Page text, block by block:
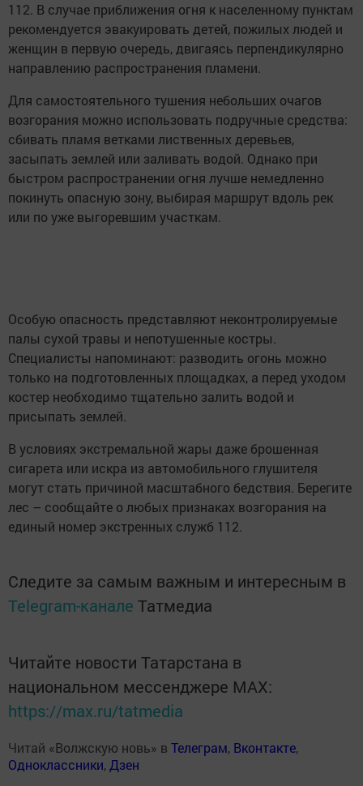
112. В случае приближения огня к населенному пунктам
рекомендуется эвакуировать детей, пожилых людей и
женщин в первую очередь, двигаясь перпендикулярно
направлению распространения пламени.
Для самостоятельного тушения небольших очагов
возгорания можно использовать подручные средства:
сбивать пламя ветками лиственных деревьев,
засыпать землей или заливать водой. Однако при
быстром распространении огня лучше немедленно
покинуть опасную зону, выбирая маршрут вдоль рек
или по уже выгоревшим участкам.
Особую опасность представляют неконтролируемые
палы сухой травы и непотушенные костры.
Специалисты напоминают: разводить огонь можно
только на подготовленных площадках, а перед уходом
костер необходимо тщательно залить водой и
присыпать землей.
В условиях экстремальной жары даже брошенная
сигарета или искра из автомобильного глушителя
могут стать причиной масштабного бедствия. Берегите
лес – сообщайте о любых признаках возгорания на
единый номер экстренных служб 112.
Следите за самым важным и интересным в
Telegram-канале Татмедиа
Читайте новости Татарстана в
национальном мессенджере MАХ:
https://max.ru/tatmedia
Читай «Волжскую новь» в Телеграм, Вконтакте,
Одноклассники,Дзен